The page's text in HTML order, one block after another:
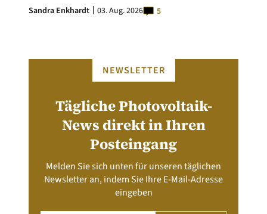
Sandra Enkhardt 03. Aug. 2026 5
NEWSLETTER
Tägliche Photovoltaik-
News direkt in Ihren
Posteingang
Melden Sie sich unten für unseren täglichen
Newsletter an, indem Sie Ihre E-Mail-Adresse
eingeben